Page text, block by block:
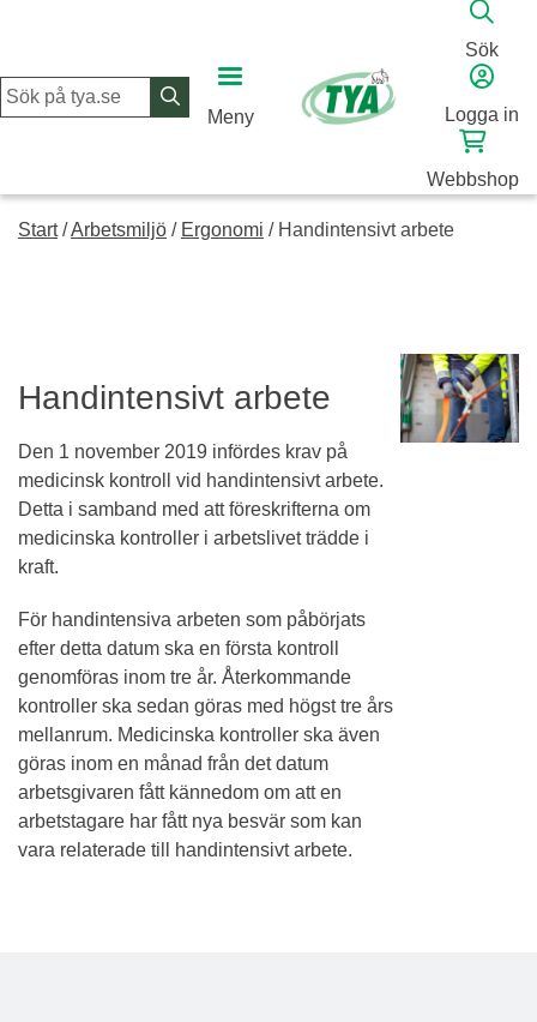
Meny
Sök
Logga in
Webbshop
Start/Arbetsmiljö / Ergonomi / Handintensivt arbete
Handintensivt arbete
Den 1 november 2019 infördes krav på
medicinsk kontroll vid handintensivt arbete.
Detta i samband med att föreskrifterna om
medicinska kontroller i arbetslivet trädde i
kraft.
För handintensiva arbeten som påbörjats
efter detta datum ska en första kontroll
genomföras inom tre år. Återkommande
kontroller ska sedan göras med högst tre års
mellanrum. Medicinska kontroller ska även
göras inom en månad från det datum
arbetsgivaren fått kännedom om att en
arbetstagare har fått nya besvär som kan
vara relaterade till handintensivt arbete.